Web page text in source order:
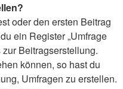
oder den ersten Beitrag
ein Register „Umfrage
Beitragserstellung.
können, so hast du
Umfragen zu erstellen.